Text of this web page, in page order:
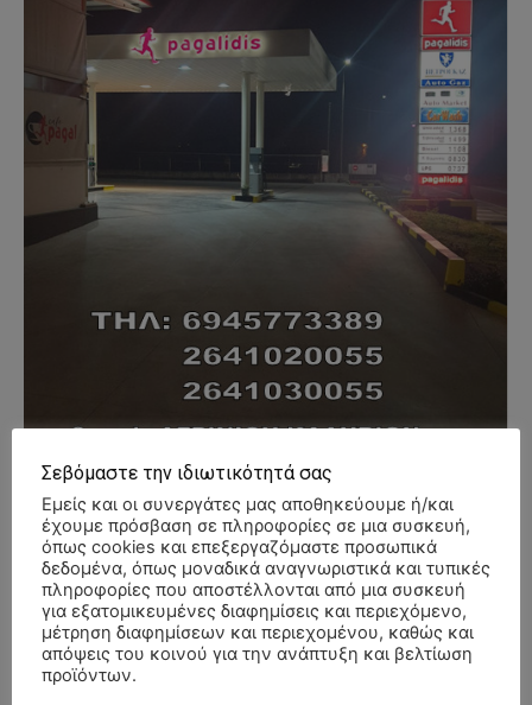
- Advertisment -
Σεβόμαστε την ιδιωτικότητά σας
Εμείς και οι συνεργάτες μας αποθηκεύουμε ή/και
έχουμε πρόσβαση σε πληροφορίες σε μια συσκευή,
όπως cookies και επεξεργαζόμαστε προσωπικά
δεδομένα, όπως μοναδικά αναγνωριστικά και τυπικές
πληροφορίες που αποστέλλονται από μια συσκευή
για εξατομικευμένες διαφημίσεις και περιεχόμενο,
μέτρηση διαφημίσεων και περιεχομένου, καθώς και
απόψεις του κοινού για την ανάπτυξη και βελτίωση
προϊόντων.